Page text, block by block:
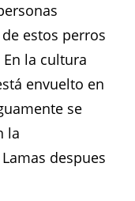
estos perros
la cultura
envuelto en
se
la
despues